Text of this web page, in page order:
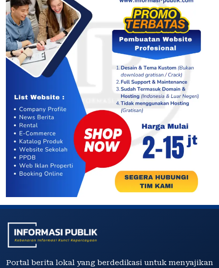
Portal berita lokal yang berdedikasi untuk menyajikan